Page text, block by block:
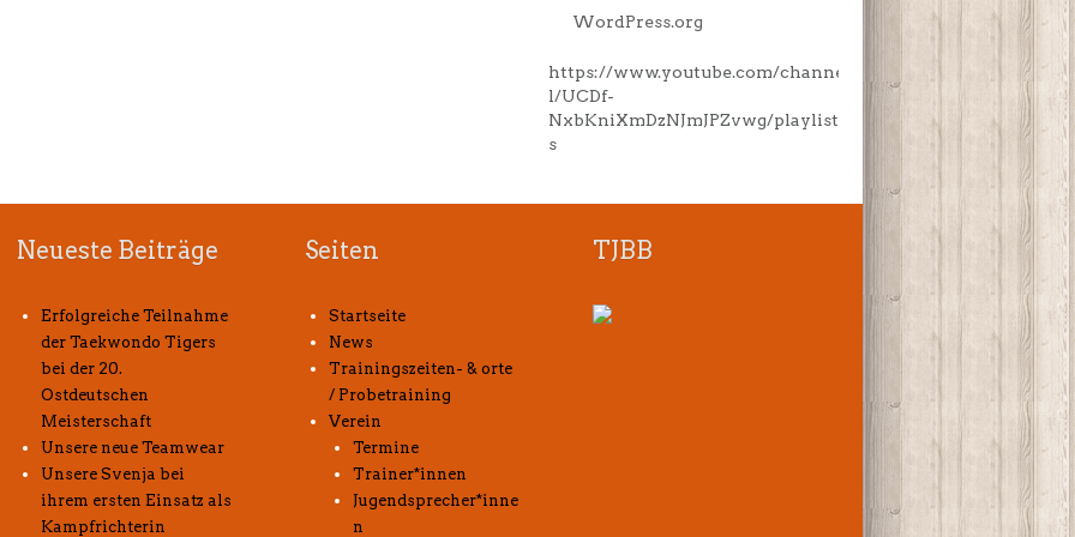
WordPress.org
https://www.youtube.com/channe
l/UCDf-
NxbKniXmDzNJmJPZvwg/playlist
s
Neueste Beiträge
Erfolgreiche Teilnahme
der Taekwondo Tigers
bei der 20.
Ostdeutschen
Meisterschaft
Unsere neue Teamwear
Unsere Svenja bei
ihrem ersten Einsatz als
Kampfrichterin
Seiten
Startseite
News
Trainingszeiten- & orte
/ Probetraining
Verein
Termine
Trainer*innen
Jugendsprecher*inne
n
TJBB